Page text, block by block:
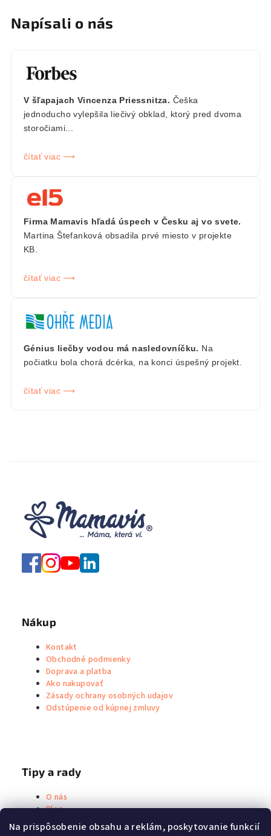
Na prispôsobenie obsahu a reklám, poskytovanie funkcií
Napísali o nás
V šľapajach Vincenza Priessnitza. Češka
jednoducho vylepšila liečivý obklad, ktorý pred dvoma
storočiami...
čítať viac ⟶
Firma Mamavis hľadá úspech v Česku aj vo svete.
Martina Štefanková obsadila prvé miesto v projekte
KB.
čítať viac ⟶
Génius liečby vodou má nasledovníčku. Na
počiatku bola chorá dcérka, na konci úspešný projekt.
čítať viac ⟶
Nákup
Kontakt
Obchodné podmienky
Doprava a platba
Ako nakupovať
Zásady ochrany osobných udajov
Odstúpenie od kúpnej zmluvy
Tipy a rady
O nás
Blog
Metoda Priessnitz